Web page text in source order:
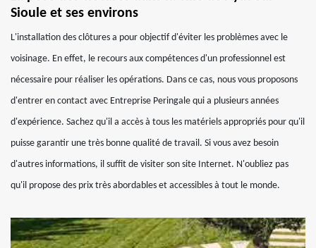
Sioule et ses environs
L'installation des clôtures a pour objectif d'éviter les problèmes avec le
voisinage. En effet, le recours aux compétences d'un professionnel est
nécessaire pour réaliser les opérations. Dans ce cas, nous vous proposons
d'entrer en contact avec Entreprise Peringale qui a plusieurs années
d'expérience. Sachez qu'il a accès à tous les matériels appropriés pour qu'il
puisse garantir une très bonne qualité de travail. Si vous avez besoin
d'autres informations, il suffit de visiter son site Internet. N'oubliez pas
qu'il propose des prix très abordables et accessibles à tout le monde.